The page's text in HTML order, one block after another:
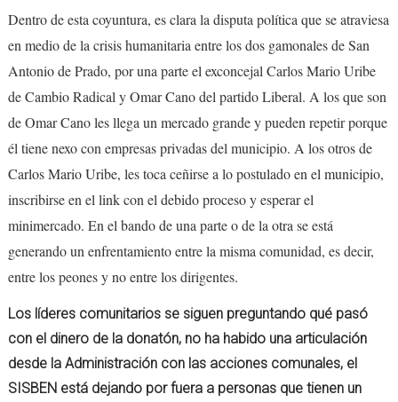
Dentro de esta coyuntura, es clara la disputa política que se atraviesa
en medio de la crisis humanitaria entre los dos gamonales de San
Antonio de Prado, por una parte el exconcejal Carlos Mario Uribe
de Cambio Radical y Omar Cano del partido Liberal. A los que son
de Omar Cano les llega un mercado grande y pueden repetir porque
él tiene nexo con empresas privadas del municipio. A los otros de
Carlos Mario Uribe, les toca ceñirse a lo postulado en el municipio,
inscribirse en el link con el debido proceso y esperar el
minimercado. En el bando de una parte o de la otra se está
generando un enfrentamiento entre la misma comunidad, es decir,
entre los peones y no entre los dirigentes.
Los líderes comunitarios se siguen preguntando qué pasó
con el dinero de la donatón, no ha habido una articulación
desde la Administración con las acciones comunales, el
SISBEN está dejando por fuera a personas que tienen un